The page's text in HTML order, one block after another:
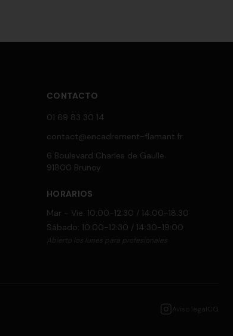
CONTACTO
01 69 83 30 14
contact@encadrement-flamant.fr
6 Boulevard Charles de Gaulle
91800 Brunoy
HORARIOS
Mar - Vie: 10:00-12:30 / 14:00-18:30
Sábado: 10:00-12:30 / 14:30-19:00